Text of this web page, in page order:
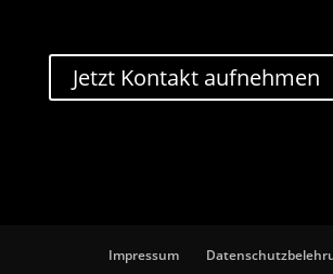
Jetzt Kontakt aufnehmen
Impressum